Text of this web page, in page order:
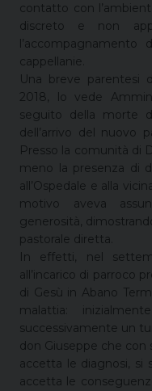
contatto con
discreto e non
cappellanie.
Una breve parentesi
2018, lo vede
seguito della morte
dell’arrivo del nuovo
Presso la comunità di
meno la presenza di
all’Ospedale e alla
motivo aveva
generosità,
pastorale diretta.
In effetti, nel
all’incarico di parroco
di Gesù in Abano
malattia:
successivamente un
don Giuseppe che con
accetta le diagnosi, si
accetta le